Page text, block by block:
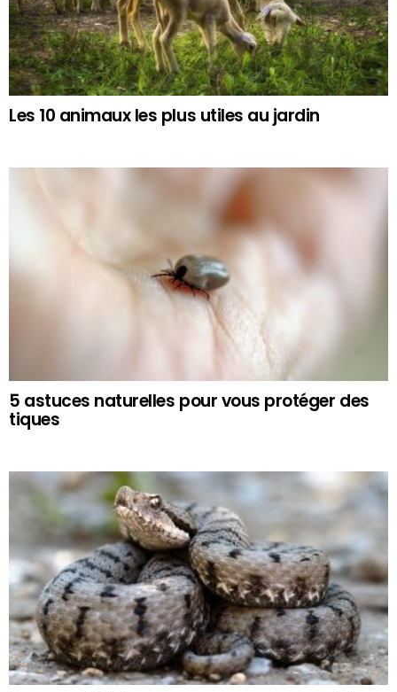
Les 10 animaux les plus utiles au jardin
5 astuces naturelles pour vous protéger des
tiques